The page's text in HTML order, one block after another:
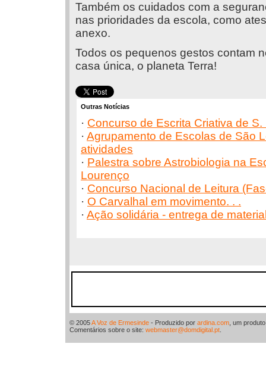
Também os cuidados com a
nas prioridades da escola, como
anexo.
Todos os pequenos gestos contam
casa única, o planeta Terra!
Outras Notícias
· Concurso de Escrita Criativa de S.
· Agrupamento de Escolas de São
atividades
· Palestra sobre Astrobiologia na
Lourenço
· Concurso Nacional de Leitura
· O Carvalhal em movimento. . .
· Ação solidária - entrega de
© 2005A Voz de Ermesinde - Produzido por ardina.com , um
Comentários sobre o site: webmaster@domdigital.pt